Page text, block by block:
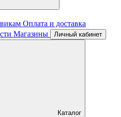
Оплата и доставка
Магазины Личный кабинет
Каталог